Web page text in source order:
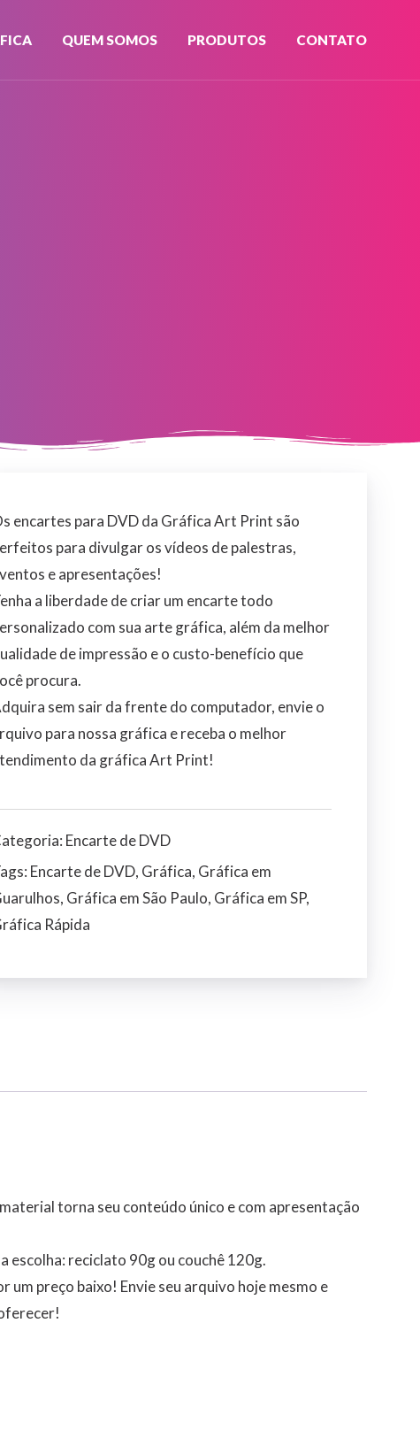
QUEM SOMOS PRODUTOS CONTATO
encartes para DVD da Gráfica Art Print são
para divulgar os vídeos de palestras,
e apresentações!
a liberdade de criar um encarte todo
com sua arte gráfica, além da melhor
de impressão e o custo-benefício que
procura.
sem sair da frente do computador, envie o
para nossa gráfica e receba o melhor
da gráfica Art Print!
Encarte de DVD
Encarte de DVD, Gráfica, Gráfica em
, Gráfica em São Paulo, Gráfica em SP,
Rápida
torna seu conteúdo único e com apresentação
escolha: reciclato 90g ou couchê 120g.
preço baixo! Envie seu arquivo hoje mesmo e